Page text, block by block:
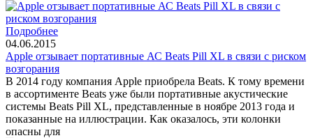
Подробнее
04.06.2015
Apple отзывает портативные АС Beats Pill XL в связи с риском
возгорания
В 2014 году компания Apple приобрела Beats. К тому времени
в ассортименте Beats уже были портативные акустические
системы Beats Pill XL, представленные в ноябре 2013 года и
показанные на иллюстрации. Как оказалось, эти колонки
опасны для